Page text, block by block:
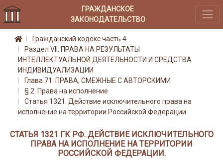
ГРАЖДАНСКОЕ
ЗАКОНОДАТЕЛЬСТВО
Гражданский кодекс часть 4
Раздел VII. ПРАВА НА РЕЗУЛЬТАТЫ
ИНТЕЛЛЕКТУАЛЬНОЙ ДЕЯТЕЛЬНОСТИ И СРЕДСТВА
ИНДИВИДУАЛИЗАЦИИ
Глава 71. ПРАВА, СМЕЖНЫЕ С АВТОРСКИМИ
§ 2. Права на исполнение
Статья 1321. Действие исключительного права на
исполнение на территории Российской Федерации
СТАТЬЯ 1321 ГК РФ. ДЕЙСТВИЕ ИСКЛЮЧИТЕЛЬНОГО
ПРАВА НА ИСПОЛНЕНИЕ НА ТЕРРИТОРИИ
РОССИЙСКОЙ ФЕДЕРАЦИИ.